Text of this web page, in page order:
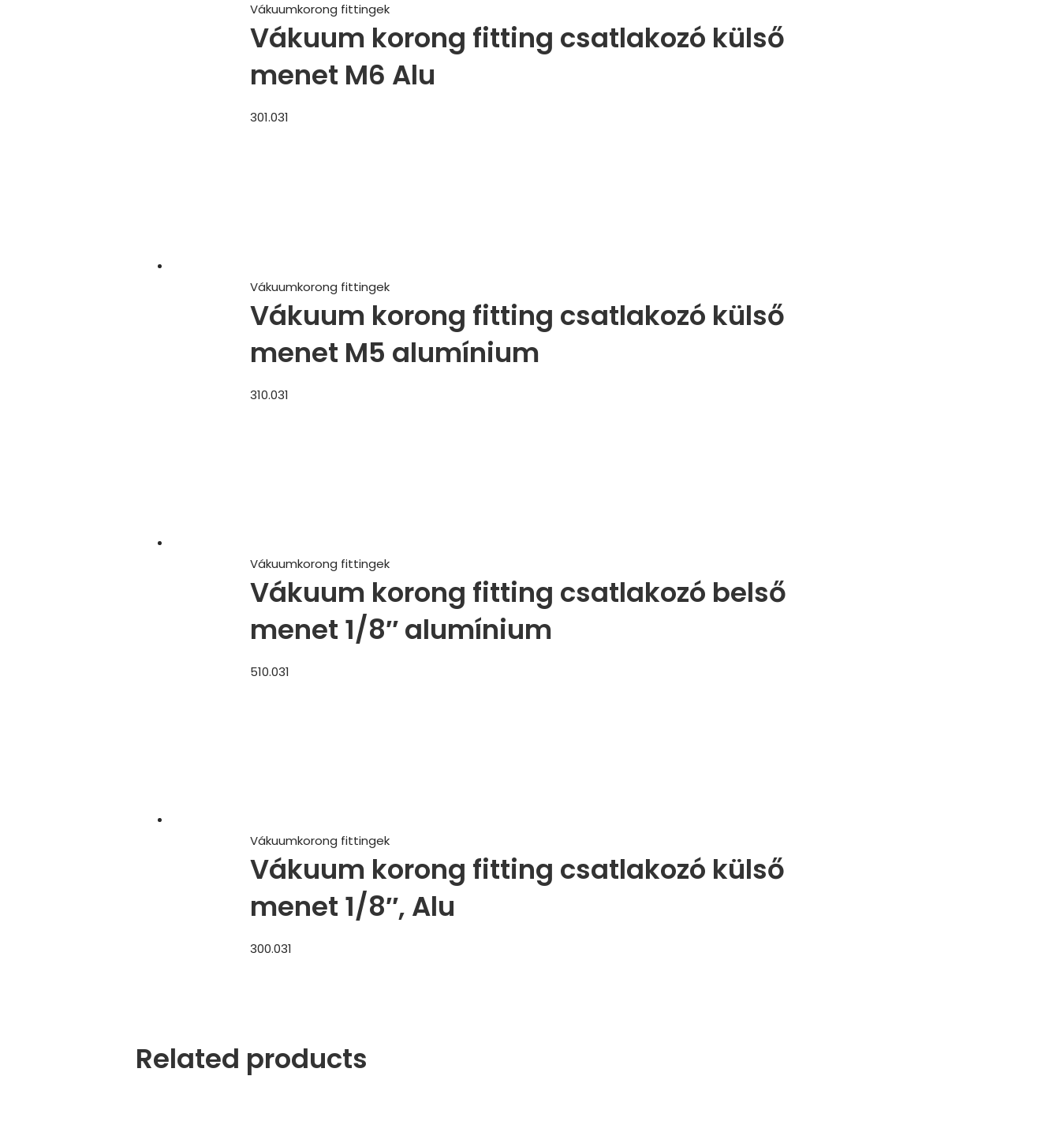
Vákuumkorong fittingek
Vákuum korong fitting csatlakozó külső
menet M6 Alu
301.031
Vákuumkorong fittingek
Vákuum korong fitting csatlakozó külső
menet M5 alumínium
310.031
Vákuumkorong fittingek
Vákuum korong fitting csatlakozó belső
menet 1/8″ alumínium
510.031
Vákuumkorong fittingek
Vákuum korong fitting csatlakozó külső
menet 1/8″, Alu
300.031
Related products